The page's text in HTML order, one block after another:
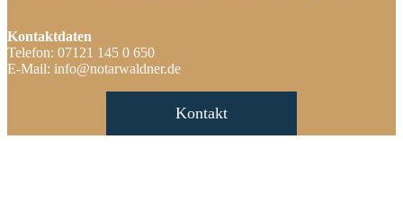
Kontaktdaten
Telefon: 07121 145 0 650
E-Mail: info@notarwaldner.de
Kontakt